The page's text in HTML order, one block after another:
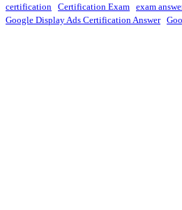
certification Certification Exam exam
Google Display Ads Certification Answer